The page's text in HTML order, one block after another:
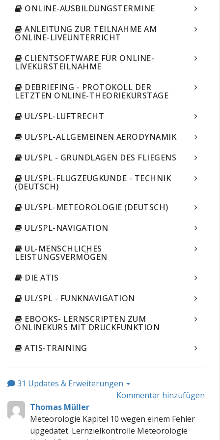
ONLINE-AUSBILDUNGSTERMINE
ANLEITUNG ZUR TEILNAHME AM
ONLINE-LIVEUNTERRICHT
CLIENTSOFTWARE FÜR ONLINE-
LIVEKURSTEILNAHME
DEBRIEFING - PROTOKOLL DER
LETZTEN ONLINE-THEORIEKURSTAGE
UL/SPL-LUFTRECHT
UL/SPL-ALLGEMEINEN AERODYNAMIK
UL/SPL - GRUNDLAGEN DES FLIEGENS
UL/SPL-FLUGZEUGKUNDE - TECHNIK
(DEUTSCH)
UL/SPL-METEOROLOGIE (DEUTSCH)
UL/SPL-NAVIGATION
UL-MENSCHLICHES
LEISTUNGSVERMÖGEN
DIE ATIS
UL/SPL - FUNKNAVIGATION
EBOOKS- LERNSCRIPTEN ZUM
ONLINEKURS MIT DRUCKFUNKTION
ATIS-TRAINING
31 Updates & Erweiterungen
Kommentar hinzufügen
Thomas Müller
Meteorologie Kapitel 10 wegen einem Fehler
upgedatet. Lernzielkontrolle Meteorologie